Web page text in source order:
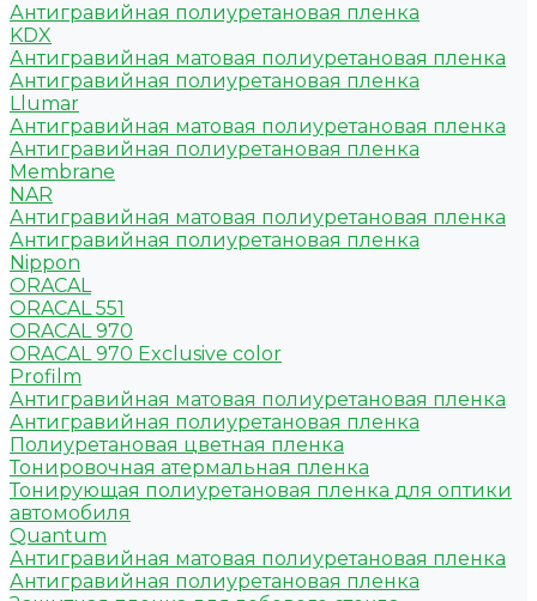
Антигравийная полиуретановая пленка
KDX
Антигравийная матовая полиуретановая пленка
Антигравийная полиуретановая пленка
Llumar
Антигравийная матовая полиуретановая пленка
Антигравийная полиуретановая пленка
Membrane
NAR
Антигравийная матовая полиуретановая пленка
Антигравийная полиуретановая пленка
Nippon
ORACAL
ORACAL 551
ORACAL 970
ORACAL 970 Exclusive color
Profilm
Антигравийная матовая полиуретановая пленка
Антигравийная полиуретановая пленка
Полиуретановая цветная пленка
Тонировочная атермальная пленка
Тонирующая полиуретановая пленка для оптики
автомобиля
Quantum
Антигравийная матовая полиуретановая пленка
Антигравийная полиуретановая пленка